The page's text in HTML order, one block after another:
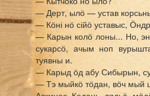
— Дерт, ылӧ — устав
— Кӧні нӧ сійӧ уставыс,
— Карын колӧ лоны... Но, эн
сукарсӧ, ачым ноп
туявны и.
— Карыд ӧд абу Сибырын,
— Тэ мыйкӧ тӧдан, вӧч мый